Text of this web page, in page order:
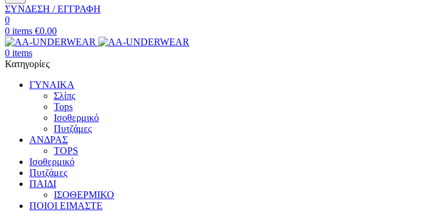
ΣΥΝΔΕΣΗ / ΕΓΓΡΑΦΗ
0
0 items €0.00
0 items
Κατηγορίες
ΓΥΝΑΙΚΑ
Σλίπς
Tops
Ισοθερμικό
Πυτζάμες
ΑΝΔΡΑΣ
TOPS
Ισοθερμικό
Πυτζάμες
ΠΑΙΔΙ
ΙΣΟΘΕΡΜΙΚΟ
ΠΟΙΟΙ ΕΙΜΑΣΤΕ